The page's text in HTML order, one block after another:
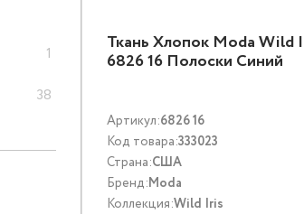
1
38
Ткань Хлопок Moda Wild
6826 16 Полоски Синий
Артикул:6826 16
Код товара:333023
Страна:США
Бренд:Moda
Коллекция:Wild Iris